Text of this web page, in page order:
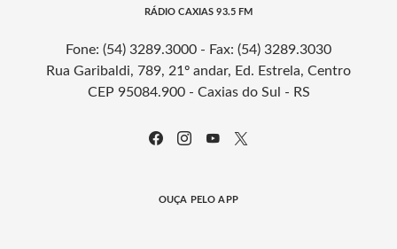
RÁDIO CAXIAS 93.5 FM
Fone: (54) 3289.3000 - Fax: (54) 3289.3030
Rua Garibaldi, 789, 21º andar, Ed. Estrela, Centro
CEP 95084.900 - Caxias do Sul - RS
OUÇA PELO APP